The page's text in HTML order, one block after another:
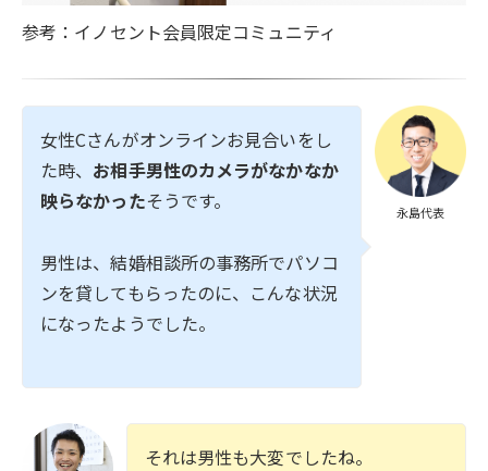
参考：イノセント会員限定コミュニティ
永島代表
女性Cさんがオンラインお見合いをし
た時、 お相手男性のカメラがなかなか
映らなかったそうです。
男性は、結婚相談所の事務所でパソコ
ンを貸してもらったのに、こんな状況
になったようでした。
それは男性も大変でしたね。